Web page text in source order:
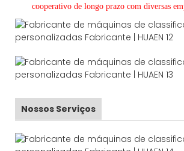
cooperativo de longo prazo com diversas
Nossos Serviços